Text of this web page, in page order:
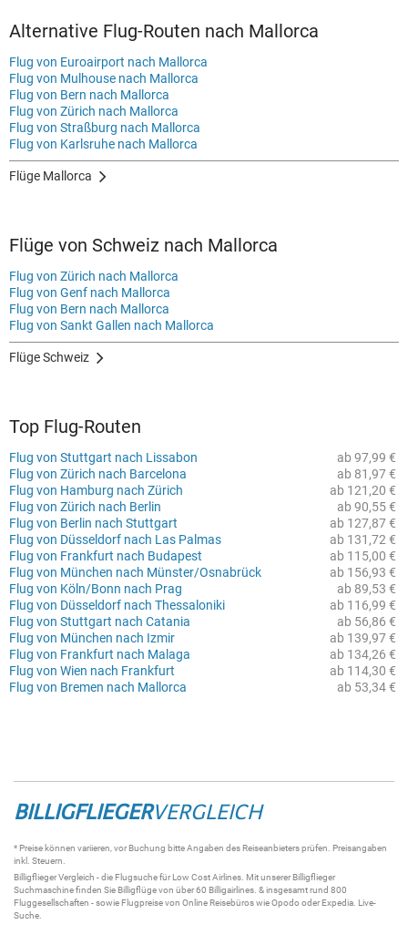
Alternative Flug-Routen nach Mallorca
Flug von Euroairport nach Mallorca
Flug von Mulhouse nach Mallorca
Flug von Bern nach Mallorca
Flug von Zürich nach Mallorca
Flug von Straßburg nach Mallorca
Flug von Karlsruhe nach Mallorca
Flüge Mallorca
Flüge von Schweiz nach Mallorca
Flug von Zürich nach Mallorca
Flug von Genf nach Mallorca
Flug von Bern nach Mallorca
Flug von Sankt Gallen nach Mallorca
Flüge Schweiz
Top Flug-Routen
ab 97,99 €
Flug von Stuttgart nach Lissabon
ab 81,97 €
Flug von Zürich nach Barcelona
ab 121,20 €
Flug von Hamburg nach Zürich
ab 90,55 €
Flug von Zürich nach Berlin
ab 127,87 €
Flug von Berlin nach Stuttgart
ab 131,72 €
Flug von Düsseldorf nach Las Palmas
ab 115,00 €
Flug von Frankfurt nach Budapest
ab 156,93 €
Flug von München nach Münster/Osnabrück
ab 89,53 €
Flug von Köln/Bonn nach Prag
ab 116,99 €
Flug von Düsseldorf nach Thessaloniki
ab 56,86 €
Flug von Stuttgart nach Catania
ab 139,97 €
Flug von München nach Izmir
ab 134,26 €
Flug von Frankfurt nach Malaga
ab 114,30 €
Flug von Wien nach Frankfurt
ab 53,34 €
Flug von Bremen nach Mallorca
BILLIGFLIEGERVERGLEICH
* Preise können variieren, vor Buchung bitte Angaben des Reiseanbieters prüfen. Preisangaben
inkl. Steuern.
BilligfliegerVergleich - die Flugsuchefür Low Cost Airlines. Mit unsererBilligflieger
Suchmaschinefinden Sie Billigflügevon über 60 Billigairlines . & insgesamt rund 800
Fluggesellschaften - sowie Flugpreise von Online Reisebüros wie Opodo oder Expedia. Live-
Suche